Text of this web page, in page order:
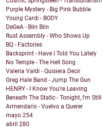
Purple Mystery - Big Pink Bubble
Young Cardi - BODY
DeGeA - Blin Blin
Rust Assembly - Who Shows Up
BQ - Factories
Backsprint - Have I Told You Lately
No Temple - The Hell Song
Valeria Valdi - Quisiera Decir
Greg Hale Band - Jump The Gun
HENRY - I Know You're Leaving
Beneath The Static - Tonight, I'm Still
Armendaris - Vuelvo a Querer
mayo 254
abril 280